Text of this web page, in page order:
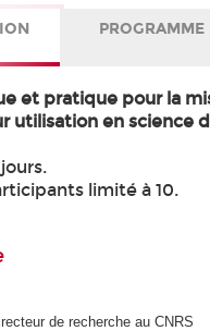
PROGRAMME
et pratique pour la
utilisation en science
limité à 10.
de recherche au CNRS